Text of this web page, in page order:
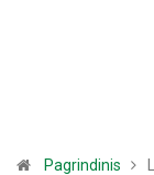
Pagrindinis